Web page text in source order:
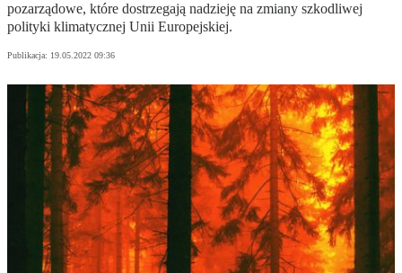
pozarządowe, które dostrzegają nadzieję na zmiany szkodliwej
polityki klimatycznej Unii Europejskiej.
Publikacja: 19.05.2022 09:36